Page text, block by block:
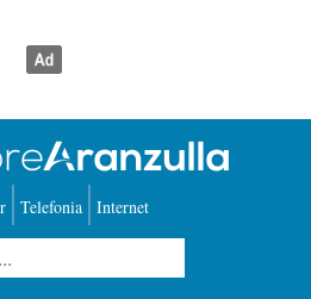
Telefonia Internet